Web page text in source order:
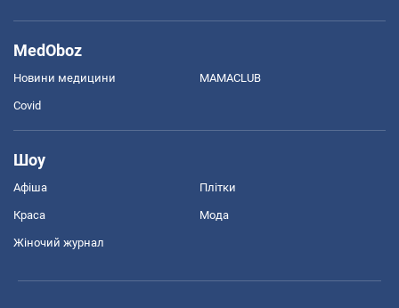
MedOboz
Новини медицини MAMACLUB
Covid
Шоу
Афіша Плітки
Краса Мода
Жіночий журнал